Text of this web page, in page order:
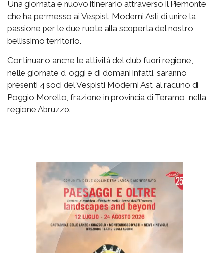
Una giornata e nuovo itinerario attraverso il Piemonte
che ha permesso ai Vespisti Moderni Asti di unire la
passione per le due ruote alla scoperta del nostro
bellissimo territorio.
Continuano anche le attività del club fuori regione,
nelle giornate di oggi e di domani infatti, saranno
presenti 4 soci del Vespisti Moderni Asti al raduno di
Poggio Morello, frazione in provincia di Teramo, nella
regione Abruzzo.